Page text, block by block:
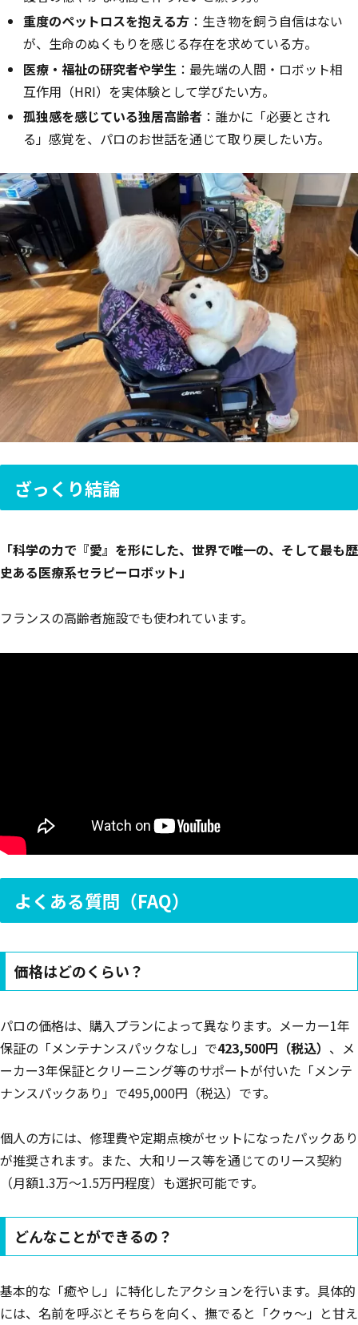
重度のペットロスを抱える方 ：生き物を飼う自信はない
が、生命のぬくもりを感じる存在を求めている方。
医療・福祉の研究者や学生 ：最先端の人間・ロボット相
互作用（HRI）を実体験として学びたい方。
孤独感を感じている独居高齢者 ：誰かに「必要とされ
る」感覚を、パロのお世話を通じて取り戻したい方。
ざっくり結論
「科学の力で『愛』を形にした、世界で唯一の、そして最も歴
史ある医療系セラピーロボット」
フランスの高齢者施設でも使われています。
よくある質問（FAQ）
価格はどのくらい？
パロの価格は、購入プランによって異なります。メーカー1年
保証の「メンテナンスパックなし」で423,500円（税込） 、メ
ーカー3年保証とクリーニング等のサポートが付いた「メンテ
ナンスパックあり」で495,000円（税込）です。
個人の方には、修理費や定期点検がセットになったパックあり
が推奨されます。また、大和リース等を通じてのリース契約
（月額1.3万〜1.5万円程度）も選択可能です。
どんなことができるの？
基本的な「癒やし」に特化したアクションを行います。具体的
には、名前を呼ぶとそちらを向く、撫でると「クゥ〜」と甘え